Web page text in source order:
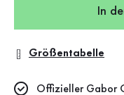
In
Größentabelle
Offizieller Gabor